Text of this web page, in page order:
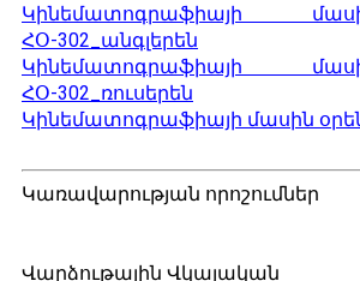
Կինեմատոգրաֆիայի
ՀՕ-302_անգլերեն
Կինեմատոգրաֆիայի
ՀՕ-302_ռուսերեն
Կինեմատոգրաֆիայի մասին
Կառավարության որոշումներ
Վարձութային Վկայական